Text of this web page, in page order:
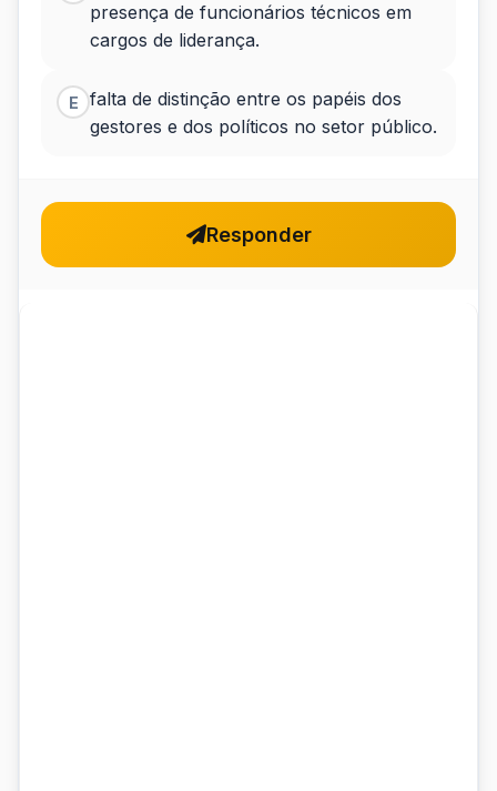
presença de funcionários técnicos em
cargos de liderança.
E
falta de distinção entre os papéis dos
gestores e dos políticos no setor público.
Responder